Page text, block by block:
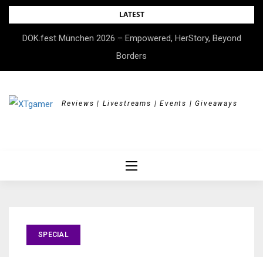
Skip
content
LATEST
DOK.fest München 2026 – Empowered, HerStory, Beyond
Borders
Reviews | Livestreams | Events | Giveaways
SPECIAL